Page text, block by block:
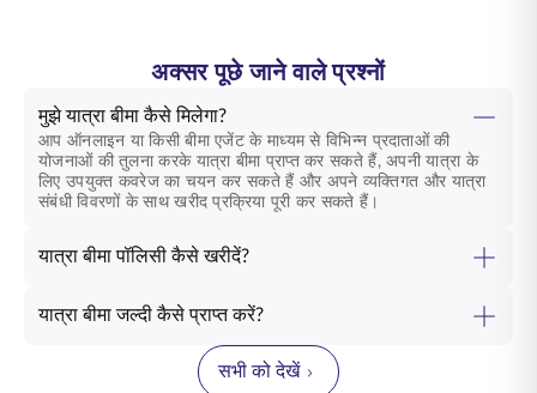
अक्सर पूछे जाने वाले प्रश्नों
मुझे यात्रा बीमा कैसे मिलेगा?
आप ऑनलाइन या किसी बीमा एजेंट के माध्यम से विभिन्न प्रदाताओं की
योजनाओं की तुलना करके यात्रा बीमा प्राप्त कर सकते हैं, अपनी यात्रा के
लिए उपयुक्त कवरेज का चयन कर सकते हैं और अपने व्यक्तिगत और यात्रा
संबंधी विवरणों के साथ खरीद प्रक्रिया पूरी कर सकते हैं।
यात्रा बीमा पॉलिसी कैसे खरीदें?
यात्रा बीमा जल्दी कैसे प्राप्त करें?
सभी को देखें